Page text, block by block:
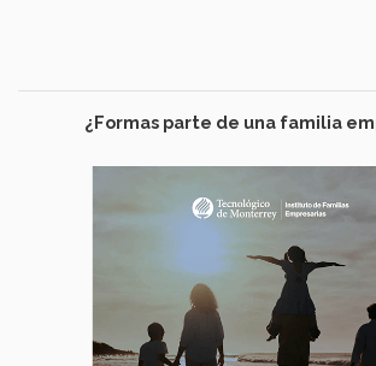
¿Formas parte de una familia